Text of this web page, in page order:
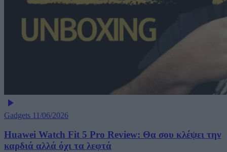
Gadgets 11/06/2026
Huawei Watch Fit 5 Pro Review: Θα σου κλέψει την
καρδιά αλλά όχι τα λεφτά